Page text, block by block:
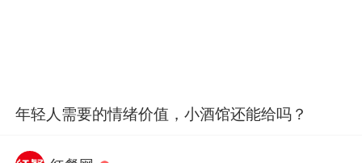
年轻人需要的情绪价值，小酒馆还能给吗？